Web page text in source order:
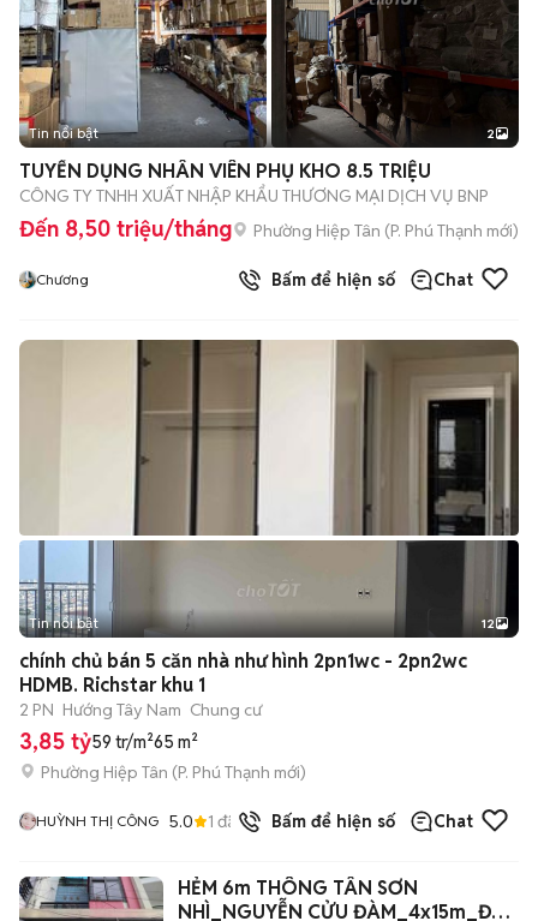
Tin nổi bật 2
TUYỂN DỤNG NHÂN VIÊN PHỤ KHO 8.5 TRIỆU
CÔNG TY TNHH XUẤT NHẬP KHẨU THƯƠNG MẠI DỊCH VỤ BNP
Đến 8,50 triệu/tháng Phường Hiệp Tân (P. Phú Thạnh mới)
Chương Bấm để hiện số Chat
+2
Tin nổi bật 12
chính chủ bán 5 căn nhà như hình 2pn1wc - 2pn2wc
HDMB. Richstar khu 1
2 PN Hướng Tây Nam Chung cư
3,85 tỷ59 tr/m²65 m²
Phường Hiệp Tân (P. Phú Thạnh mới)
HUỲNH THỊ CÔNG 5.0 1 đã bán Bấm để hiện số Chat
HẺM 6m THÔNG TÂN SƠN
NHÌ_NGUYỄN CỬU ĐÀM_4x15m_ĐÚC